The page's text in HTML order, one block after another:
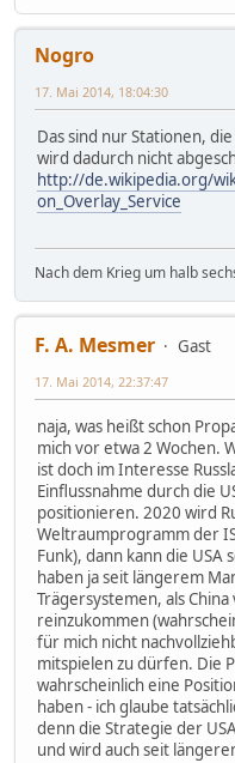
Nogro
17. Mai 2014, 18:04:30
Das sind nur Stationen,
wird dadurch nicht
http://de.wikipedia.org/
on_Overlay_Service
Nach dem Krieg um halb
F. A. Mesmer
Gast
17. Mai 2014, 22:37:47
naja, was heißt schon
mich vor etwa 2 Wochen.
ist doch im Interesse
Einflussnahme durch die
positionieren. 2020 wird
Weltraumprogramm der
Funk), dann kann die
haben ja seit längerem
Trägersystemen, als
reinzukommen
für mich nicht
mitspielen zu dürfen. Die
wahrscheinlich eine
haben - ich glaube
denn die Strategie der
und wird auch seit